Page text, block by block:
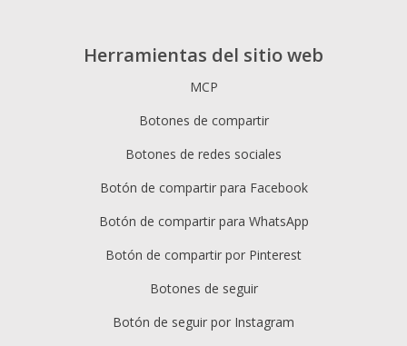
Herramientas del sitio web
MCP
Botones de compartir
Botones de redes sociales
Botón de compartir para Facebook
Botón de compartir para WhatsApp
Botón de compartir por Pinterest
Botones de seguir
Botón de seguir por Instagram